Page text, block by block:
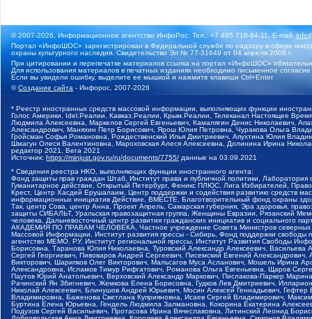
© 2007-2026, Информационное агентство ИнфоРос. Тел.: +7 495 718-84-11, E-mail:
Портал «ИнфоШОС» зарегистрирован в Федеральной службе по надзору в сфере
охраны культурного наследия. Свидетельство Эл № 77-31649 от 04 апреля 2008 г.
При цитировании и перепечатке материалов ссылка на портал «ИнфоШОС»
Для использования материалов в печатных изданиях необходимо письменное
Если вы увидели ошибку, выделите ее мышкой и нажмите клавиши Ctrl+Enter
©Создание сайта - Инфорос, 2007-2026
* Реестр иностранных средств массовой информации, выполняющих функции
Голос Америки, Idel.Реалии, Кавказ.Реалии, Крым.Реалии, Телеканал Настоящее
Людмила Алексеевна, Маркелов Сергей Евгеньевич, Камалягин Денис Николаевич,
Александрович, Маняхин Петр Борисович, Ярош Юлия Петровна, Чуракова Ольга
Гройсман Софья Романовна, Рождественский Илья Дмитриевич, Апухтина Юлия
Шмагун Олеся Валентиновна, Мароховская Алеся Алексеевна, Долинина Ирина
редактор 2021, Вега 2021
Источник: https://minjust.gov.ru/ru/documents/7755/ данные на 03.09.2021
* Сведения реестра НКО, выполняющих функции иностранного агента:
Фонд защиты прав граждан Штаб, Институт права и публичной политики,
Гуманитарное действие, Открытый Петербург, Феникс ПЛЮС, Лига Избирателей,
Крест, Центр Хасдей Ерушалаим, Центр поддержки и содействия развитию средств
информационных инициатив Действие, ВМЕСТЕ, Благотворительный фонд охраны
Так, центр Сова, центр Анна, Проект Апрель, Самарская губерния, Эра здоровья,
защиты СИБАЛЬТ, Уральская правозащитная группа, Женщины Евразии, Рязанский
человека, Дальневосточный центр развития гражданских инициатив и социального
АКАДЕМИЯ ПО ПРАВАМ ЧЕЛОВЕКА, Частное учреждение Совета Министров северных
Массовой Информации, Институт развития прессы - Сибирь, Фонд поддержки
агентство МЕМО. РУ, Институт региональной прессы, Институт Развития Свободы
Борисовна, Таранова Юлия Николаевна, Туровский Александр Алексеевич,
Сергей Георгиевич, Пивоваров Андрей Сергеевич, Писемский Евгений
Викторович, Шарипков Олег Викторович, Мальсагов Муса Асланович, Мошель Ирина
Александровна, Исламов Тимур Рифгатович, Романова Ольга Евгеньевна, Щаров
Паутов Юрий Анатольевич, Верховский Александр Маркович, Пислакова-Паркер
Рачинский Ян Збигневич, Жемкова Елена Борисовна, Гудков Лев Дмитриевич,
Николай Алексеевич, Блинушов Андрей Юрьевич, Мосин Алексей Геннадьевич,
Владимировна, Баженова Светлана Куприяновна, Исаев Сергей Владимирович,
Буртина Елена Юрьевна, Гендель Людмила Залмановна, Кокорина Екатерина
Подузов Сергей Васильевич, Протасова Ирина Вячеславовна, Литинский Леонид